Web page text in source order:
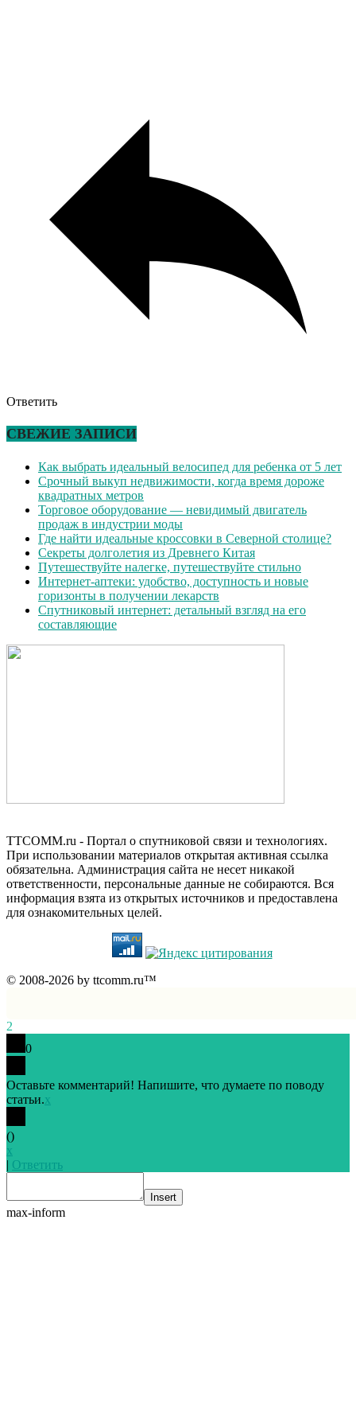
Ответить
СВЕЖИЕ ЗАПИСИ
Как выбрать идеальный велосипед для ребенка от 5 лет
Срочный выкуп недвижимости, когда время дороже
квадратных метров
Торговое оборудование — невидимый двигатель
продаж в индустрии моды
Где найти идеальные кроссовки в Северной столице?
Секреты долголетия из Древнего Китая
Путешествуйте налегке, путешествуйте стильно
Интернет-аптеки: удобство, доступность и новые
горизонты в получении лекарств
Спутниковый интернет: детальный взгляд на его
составляющие
TTCOMM.ru - Портал о спутниковой связи и технологиях.
При использовании материалов открытая активная ссылка
обязательна. Администрация сайта не несет никакой
ответственности, персональные данные не собираются. Вся
информация взята из открытых источников и предоставлена
для ознакомительных целей.
© 2008-2026 by ttcomm.ru™
2
0
Оставьте комментарий! Напишите, что думаете по поводу
статьи.x
()
x
| Ответить
Insert
max-inform